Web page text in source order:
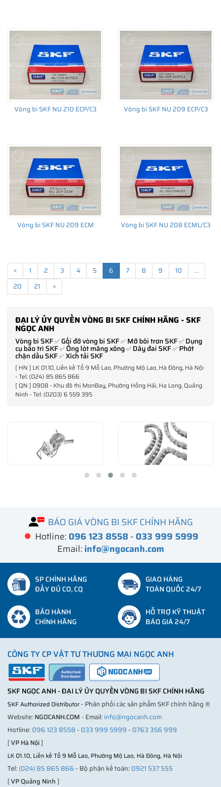
Vòng bi SKF NU 210 ECP/C3 Vòng bi SKF NU 209 ECP/C3
Vòng bi SKF NU 209 ECM Vòng bi SKF NU 208 ECML/C3
« 1 2 3 4 5 6 7 8 9 10
...
20
21 »
ĐẠI LÝ ỦY QUYỀN VÒNG BI SKF CHÍNH HÃNG - SKF
NGỌC ANH
Vòng bi SKF✅ Gối đỡ vòng bi SKF✅ Mỡ bôi trơn SKF✅ Dụng
cụ bảo trì SKF✅ Ống lót măng xông✅ Dây đai SKF✅ Phớt
chặn dầu SKF✅Xích tải SKF
[ HN ] LK 01.10, Liền kề Tổ 9 Mỗ Lao, Phường Mộ Lao, Hà Đông, Hà Nội
- Tel: (024) 85 865 866
[ QN ] D908 - Khu đô thị MonBay, Phường Hồng Hải, Hạ Long, Quảng
Ninh - Tel: (0203) 6 559 395
BÁO GIÁ VÒNG BI SKF CHÍNH HÃNG
Hotline: 096 123 8558- 033 999 5999
Email: info@ngocanh.com
SP CHÍNH HÃNG
ĐẦY ĐỦ CO, CQ
GIAO HÀNG
TOÀN QUỐC 24/7
BẢO HÀNH
CHÍNH HÃNG
HỖ TRỢ KỸ THUẬT
BÁO GIÁ 24/7
CÔNG TY CP VẬT TƯ THƯƠNG MẠI NGỌC ANH
SKF NGỌC ANH - ĐẠI LÝ ỦY QUYỀN VÒNG BI SKF CHÍNH HÃNG
SKF Authorized Distributor- Phân phối các sản phẩm SKF chính hãng ®
Website: NGOCANH.COM- Email: info@ngocanh.com
Hotline: 096 123 8558- 033 999 5999- 0763 356 999
[VP Hà Nội]
LK 01.10, Liền kề Tổ 9 Mỗ Lao, Phường Mộ Lao, Hà Đông, Hà Nội
Tel: (024) 85 865 866- Bộ phận kế toán: 0921 537 555
[VP Quảng Ninh]